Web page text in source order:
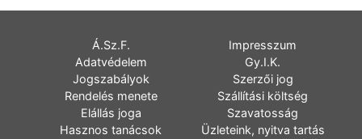
Á.Sz.F.
Impresszum
Adatvédelem
Gy.I.K.
Jogszabályok
Szerzői jog
Rendelés menete
Szállítási költség
Elállás joga
Szavatosság
Hasznos tanácsok
Üzleteink, nyitva tartás